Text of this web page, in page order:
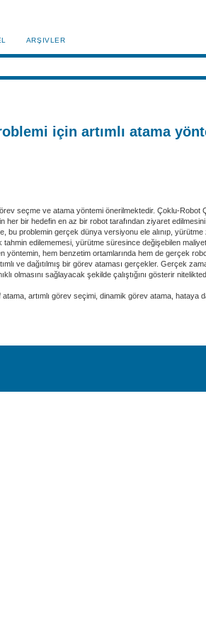
ARŞIVLER
için artımlı atama
seçme ve atama yöntemi önerilmektedir. Çoklu-
bir hedefin en az bir robot tarafından ziyaret
bu problemin gerçek dünya versiyonu ele alınıp,
edilememesi, yürütme süresince değişebilen
hem benzetim ortamlarında hem de gerçek
ve dağıtılmış bir görev ataması gerçekler. Gerçek
olmasını sağlayacak şekilde çalıştığını gösterir
artımlı görev seçimi, dinamik görev atama, hataya